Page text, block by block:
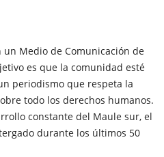
Medio de Comunicación de
es que la comunidad esté
periodismo que respeta la
todo los derechos humanos.
constante del Maule sur, el
durante los últimos 50